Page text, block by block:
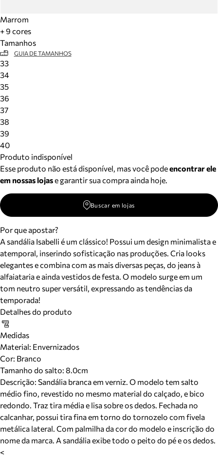
Marrom
+ 9 cores
Tamanhos
GUIA DE TAMANHOS
33
34
35
36
37
38
39
40
Produto indisponível
Esse produto não está disponível, mas você podeencontrar ele
em nossas lojase garantir sua compra ainda hoje.
Buscar em lojas
Por que apostar?
A sandália Isabelli é um clássico! Possui um design minimalista e
atemporal, inserindo sofisticação nas produções. Cria looks
elegantes e combina com as mais diversas peças, do jeans à
alfaiataria e ainda vestidos de festa. O modelo surge em um
tom neutro super versátil, expressando as tendências da
temporada!
Detalhes do produto
Medidas
Material: Envernizados
Cor: Branco
Tamanho do salto: 8.0cm
Descrição: Sandália branca em verniz. O modelo tem salto
médio fino, revestido no mesmo material do calçado, e bico
redondo. Traz tira média e lisa sobre os dedos. Fechada no
calcanhar, possui tira fina em torno do tornozelo com fivela
metálica lateral. Com palmilha da cor do modelo e inscrição do
nome da marca. A sandália exibe todo o peito do pé e os dedos.
<